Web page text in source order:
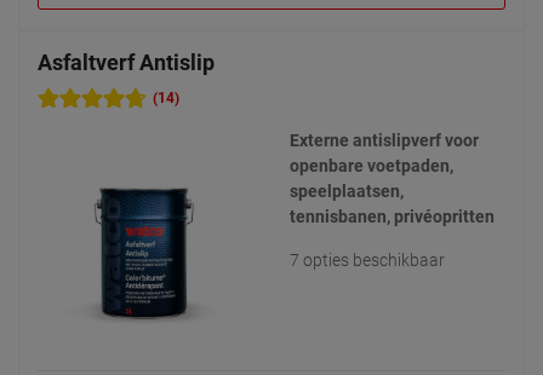
Asfaltverf Antislip
(14)
Externe antislipverf voor
openbare voetpaden,
speelplaatsen,
tennisbanen, privéopritten
7 opties beschikbaar